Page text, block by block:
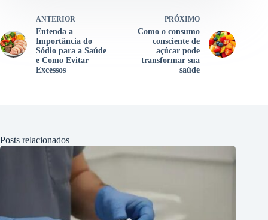
ANTERIOR
Entenda a
Importância do
Sódio para a Saúde
e Como Evitar
Excessos
PRÓXIMO
Como o consumo
consciente de
açúcar pode
transformar sua
saúde
Posts relacionados